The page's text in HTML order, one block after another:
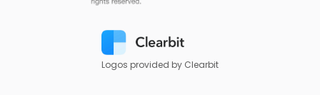
Logos provided by Clearbit